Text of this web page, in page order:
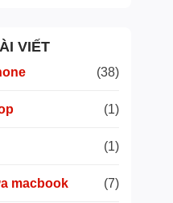
VIẾT
(38)
(1)
(1)
macbook (7)